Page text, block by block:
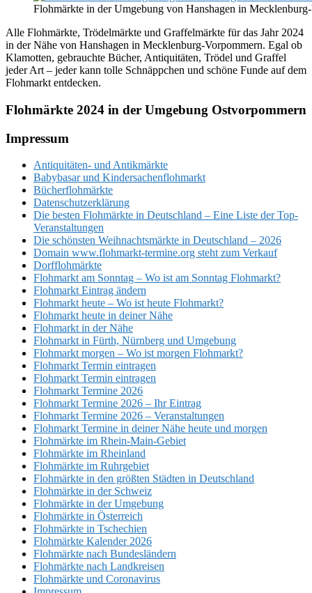
Flohmärkte in der Umgebung von Hanshagen in
Alle Flohmärkte, Trödelmärkte und Graffelmärkte für das Jahr 2024
in der Nähe von Hanshagen in Mecklenburg-Vorpommern. Egal ob
Klamotten, gebrauchte Bücher, Antiquitäten, Trödel und Graffel
jeder Art – jeder kann tolle Schnäppchen und schöne Funde auf dem
Flohmarkt entdecken.
Flohmärkte 2024 in der Umgebung Ostvorpommern
Footer
Impressum
Antiquitäten- und Antikmärkte
Babybasar und Kindersachenflohmarkt
Bücherflohmärkte
Datenschutzerklärung
Die besten Flohmärkte in Deutschland – Eine Liste der Top-
Veranstaltungen
Die schönsten Weihnachtsmärkte in Deutschland – 2026
Domain www.flohmarkt-termine.org steht zum Verkauf
Dorfflohmärkte
Flohmarkt am Sonntag – Wo ist am Sonntag Flohmarkt?
Flohmarkt Eintrag ändern
Flohmarkt heute – Wo ist heute Flohmarkt?
Flohmarkt heute in deiner Nähe
Flohmarkt in der Nähe
Flohmarkt in Fürth, Nürnberg und Umgebung
Flohmarkt morgen – Wo ist morgen Flohmarkt?
Flohmarkt Termin eintragen
Flohmarkt Termin eintragen
Flohmarkt Termine 2026
Flohmarkt Termine 2026 – Ihr Eintrag
Flohmarkt Termine 2026 – Veranstaltungen
Flohmarkt Termine in deiner Nähe heute und morgen
Flohmärkte im Rhein-Main-Gebiet
Flohmärkte im Rheinland
Flohmärkte im Ruhrgebiet
Flohmärkte in den größten Städten in Deutschland
Flohmärkte in der Schweiz
Flohmärkte in der Umgebung
Flohmärkte in Österreich
Flohmärkte in Tschechien
Flohmärkte Kalender 2026
Flohmärkte nach Bundesländern
Flohmärkte nach Landkreisen
Flohmärkte und Coronavirus